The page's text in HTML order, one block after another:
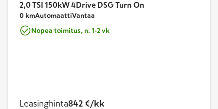
2,0 TSI 150kW 4Drive DSG Turn On
0 kmAutomaattiVantaa
Nopea toimitus, n. 1-2 vk
Leasinghinta842 €/kk